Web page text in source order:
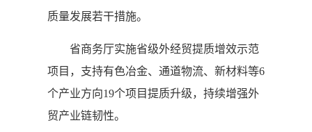
质量发展若干措施。
省商务厅实施省级外经贸提质增效示范
项目，支持有色冶金、通道物流、新材料等6
个产业方向19个项目提质升级，持续增强外
贸产业链韧性。